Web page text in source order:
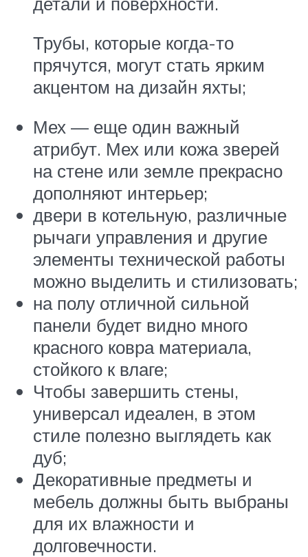
Трубы, которые когда-то
прячутся, могут стать ярким
акцентом на дизайн яхты;
Мех — еще один важный
атрибут. Мех или кожа зверей
на стене или земле прекрасно
дополняют интерьер;
двери в котельную, различные
рычаги управления и другие
элементы технической работы
можно выделить и стилизовать;
на полу отличной сильной
панели будет видно много
красного ковра материала,
стойкого к влаге;
Чтобы завершить стены,
универсал идеален, в этом
стиле полезно выглядеть как
дуб;
Декоративные предметы и
мебель должны быть выбраны
для их влажности и
долговечности.